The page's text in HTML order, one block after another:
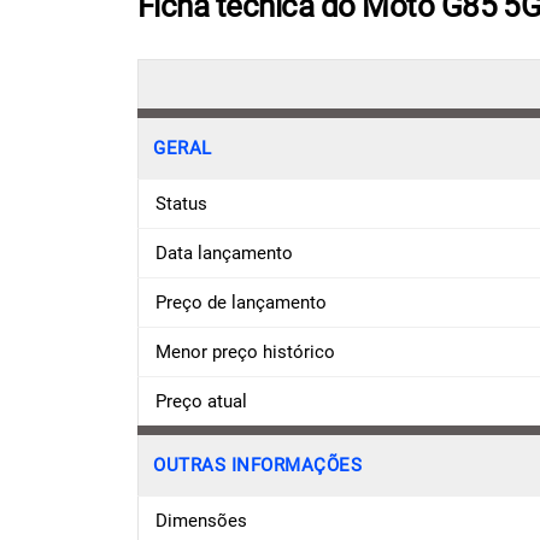
GERAL
Status
Data lançamento
Preço de lançamento
Menor preço histórico
Preço atual
OUTRAS INFORMAÇÕES
Dimensões